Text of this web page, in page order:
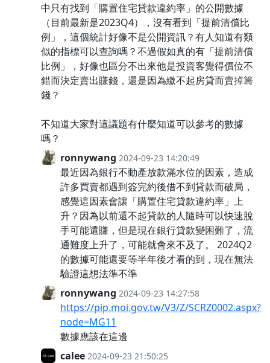
中只有找到「購置住宅貸款違約率」的公開數據
（目前最新是2023Q4），沒有看到「提前清償比
例」，這個統計好像不是公開資訊？有人知道有類
似的指標可以查詢嗎？不過假如真的有「提前清償
比例」，好像也區分不出來他是投資客覺得價位不
錯而決定賣出賺錢，還是因為繳不起房貸而賣掉籌
錢？
不知道大家對這議題有什麼知道可以參考的數據
嗎？
ronnywang 2024-09-23 14:20:49
最近因為銀行不動產放款滿水位的因素，造成
許多買賣都遇到簽完約後借不到貸款而破局，
感覺這因素會讓「購置住宅貸款違約率」上
升？因為以前還不起貸款的人隨時可以快速脫
手可能還賺，但是現在銀行貸款變困難了，流
通難度上升了，可能就會來不及了。 2024Q2
的數據可能還要等半年後才看的到，現在無法
驗證這想法準不準
ronnywang 2024-09-23 14:27:58
https://pip.moi.gov.tw/V3/Z/SCRZ0002.aspx?
node=MG11
數據應該在這邊
calee 2024-09-23 21:50:25